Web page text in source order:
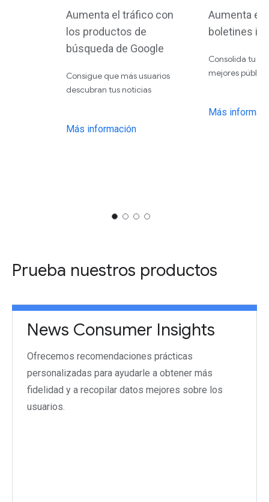
Aumenta el tráfico con
los productos de
búsqueda de Google
Consigue que más usuarios
descubran tus noticias
Más información
Aumenta el
boletines
Consolida tu
mejores
Más
Prueba nuestros productos
News Consumer Insights
Ofrecemos recomendaciones prácticas
personalizadas para ayudarle a obtener más
fidelidad y a recopilar datos mejores sobre los
usuarios.